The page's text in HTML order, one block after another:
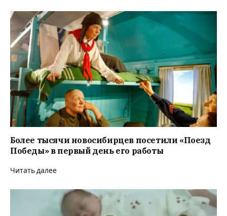
Более тысячи новосибирцев посетили «Поезд
Победы» в первый день его работы
Читать далее